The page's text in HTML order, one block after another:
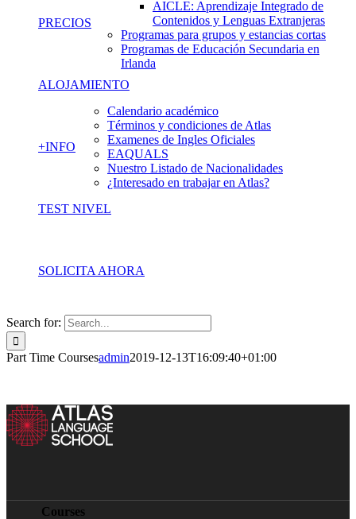
AICLE: Aprendizaje Integrado de
Contenidos y Lenguas Extranjeras
Programas para grupos y estancias cortas
Programas de Educación Secundaria en
Irlanda
PRECIOS
ALOJAMIENTO
+INFO
Calendario académico
Términos y condiciones de Atlas
Examenes de Ingles Oficiales
EAQUALS
Nuestro Listado de Nacionalidades
¿Interesado en trabajar en Atlas?
TEST NIVEL
SOLICITA AHORA
Search for:
Part Time Coursesadmin2019-12-13T16:09:40+01:00
Courses